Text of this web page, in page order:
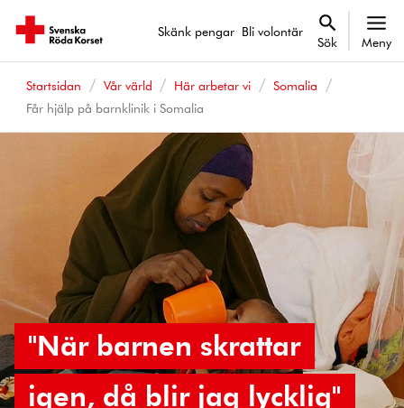
Skänk pengar Bli volontär
Sök Meny
Startsidan Vår värld Här arbetar vi
Somalia
Får hjälp på barnklinik i Somalia
"När barnen skrattar
igen, då blir jag lycklig"